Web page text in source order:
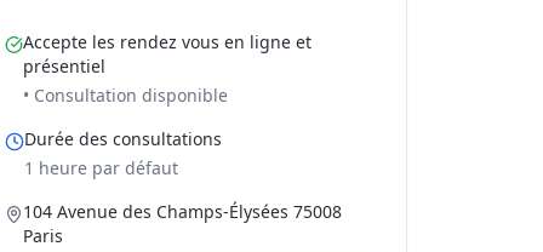
Accepte les rendez vous en ligne et
présentiel
• Consultation disponible
Durée des consultations
1 heure par défaut
104 Avenue des Champs-Élysées 75008
Paris